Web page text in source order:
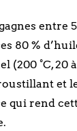
entre
80 %
°C, 20
et
qui rend